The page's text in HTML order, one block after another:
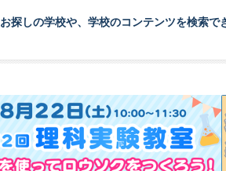
お探しの学校や、学校のコンテンツを検索で